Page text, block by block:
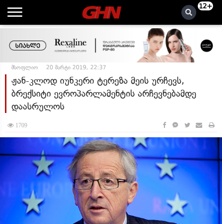
12+
მსოფლიო 20 მარტი 2019, 22:37
ჟან-კლოდ იუნკერი ტერეზა მეის ურჩევს,
ბრექსიტი ევროპარლამენტის არჩევნებამდე
დაასრულოს
1709